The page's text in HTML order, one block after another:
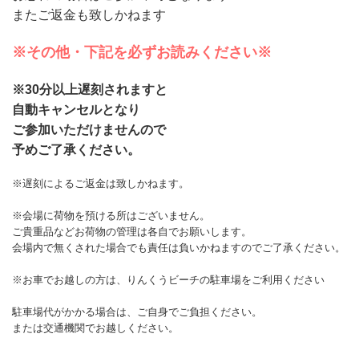
またご返金も致しかねます
※その他・下記を必ずお読みください※
※30分以上遅刻されますと
自動キャンセルとなり
ご参加いただけませんので
予めご了承ください。
※遅刻によるご返金は致しかねます。
※会場に荷物を預ける所はございません。
ご貴重品などお荷物の管理は各自でお願いします。
会場内で無くされた場合でも責任は負いかねますのでご了承ください。
※お車でお越しの方は、りんくうビーチの駐車場をご利用ください
駐車場代がかかる場合は、ご自身でご負担ください。
または交通機関でお越しください。